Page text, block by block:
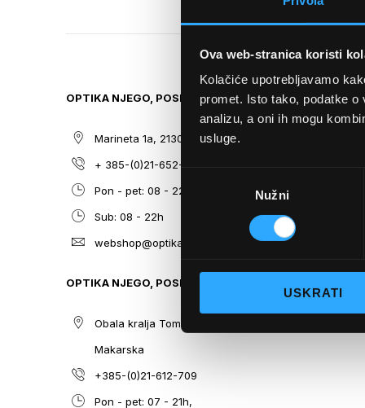
Ova web-stranica koristi
Kolačiće upotrebljavamo
promet. Isto tako, podatke
analizu, a oni ih mogu
usluge.
pristanka
Nužni
USKRATI
IMAGES
OPTIKA NJEGO, POSLOVNICA 1
Marineta 1a, 21300 Makarska
+ 385-(0)21-652-102
Pon - pet: 08 - 22h,
Sub: 08 - 22h
webshop@optikanjego.hr
OPTIKA NJEGO, POSLOVNICA 2
Obala kralja Tomislava 14, 21300
Makarska
+385-(0)21-612-709
Pon - pet: 07 - 21h,
SITEMAP
Kontakt